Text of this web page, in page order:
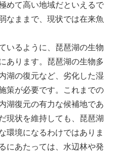
めて高い地域だといえるで
なままで、現状では在来魚
いるように、琵琶湖の生物
あります。琵琶湖の生物多
湖の復元など、劣化した湿
策が必要です。これまでの
湖復元の有力な候補地であ
現状を維持しても、琵琶湖
環境になるわけではありま
にあたっては、水辺林や発